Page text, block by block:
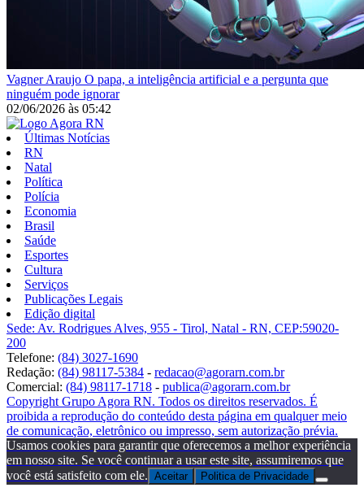
Vagner Araujo O papa, a inteligência artificial e a pergunta que
ninguém pode ignorar
02/06/2026 às 05:42
Últimas Notícias
RN
Natal
Política
Polícia
Economia
Brasil
Saúde
Esportes
Cultura
Serviços
Publicações Legais
Edição digital
Sede: Av. Rodrigues Alves, 955 - Tirol, Natal - RN, CEP:59020-
200
Telefone: (84) 3027-1690
Redação: (84) 98117-5384 - redacao@agorarn.com.br
Comercial: (84) 98117-1718 - publica@agorarn.com.br
Copyright Grupo Agora RN. Todos os direitos reservados. É
proibida a reprodução do conteúdo desta página em qualquer meio
de comunicação, eletrônico ou impresso, sem autorização prévia.
Usamos cookies para garantir que oferecemos a melhor experiência
em nosso site. Se você continuar a usar este site, assumiremos que
você está satisfeito com ele. Aceitar Politica de Privacidade